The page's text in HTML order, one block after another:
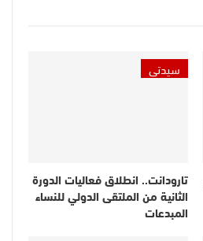
سيدتي
تارودانت.. انطلاق فعاليات الدورة
الثانية من الملتقى الدولي للنساء
المبدعات